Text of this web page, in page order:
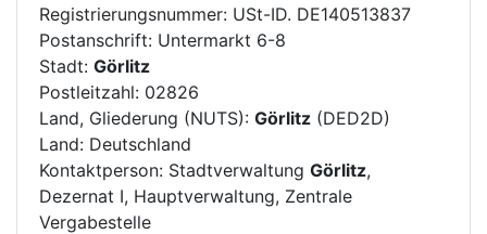
Registrierungsnummer: USt-ID. DE140513837
Postanschrift: Untermarkt 6-8
Stadt: Görlitz
Postleitzahl: 02826
Land, Gliederung (NUTS): Görlitz (DED2D)
Land: Deutschland
Kontaktperson: Stadtverwaltung Görlitz,
Dezernat I, Hauptverwaltung, Zentrale
Vergabestelle